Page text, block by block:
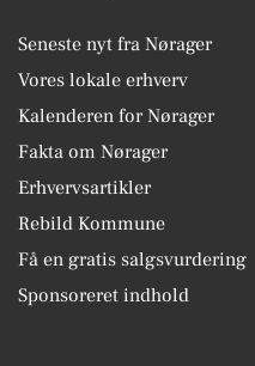
Seneste nyt fra Nørager
Vores lokale erhverv
Kalenderen for Nørager
Fakta om Nørager
Erhvervsartikler
Rebild Kommune
Få en gratis salgsvurdering
Sponsoreret indhold